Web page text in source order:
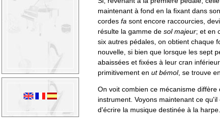
maintenant à fond en la fixant dans
cordes fa sont encore raccourcies,
résulte la gamme de sol majeur; et en
six autres pédales, on obtient chaque
nouvelle, si bien que lorsque les sept
abaissées et fixées à leur cran
primitivement en ut bémol, se trouve
On voit combien ce mécanisme
instrument. Voyons maintenant ce
d'écrire la musique destinée à la harpe.